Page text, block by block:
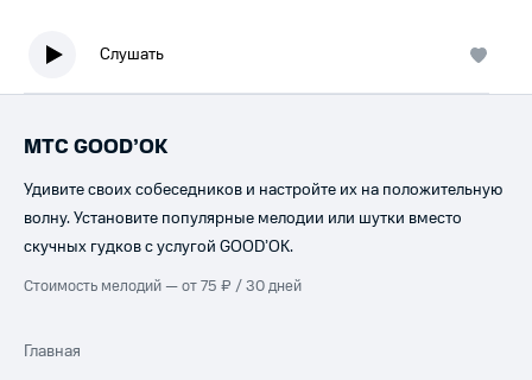
Слушать
МТС GOOD’OK
Удивите своих собеседников и настройте их на положительную
волну. Установите популярные мелодии или шутки вместо
скучных гудков с услугой GOOD’OK.
Стоимость мелодий — от 75 ₽ / 30 дней
Главная